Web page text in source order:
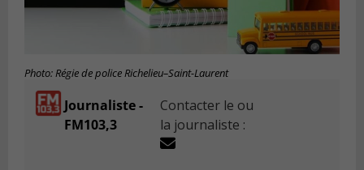
Photo: Régie de police Richelieu–Saint-Laurent
Journaliste -
FM103,3
Contacter le ou
la journaliste :